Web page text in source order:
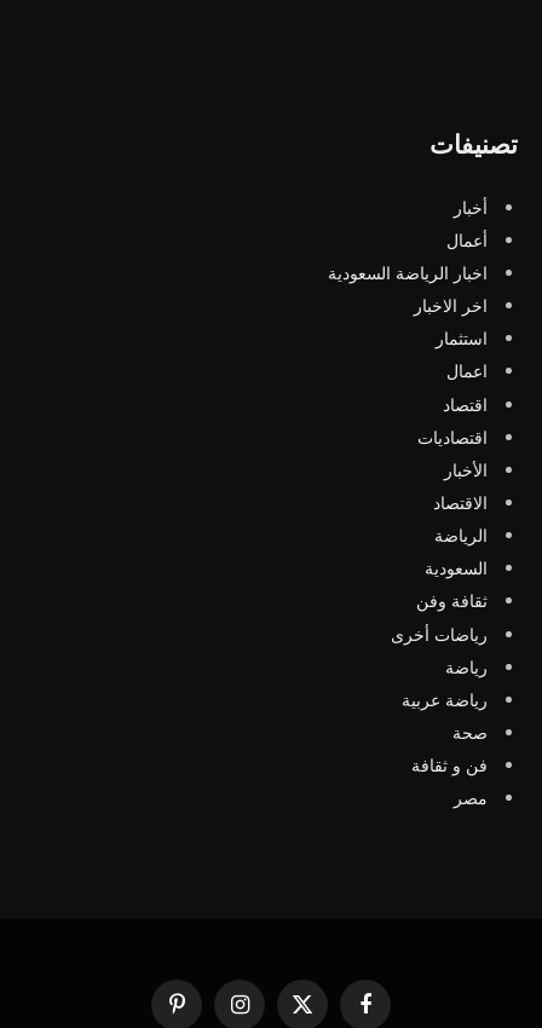
تصنيفات
أخبار
أعمال
اخبار الرياضة السعودية
اخر الاخبار
استثمار
اعمال
اقتصاد
اقتصاديات
الأخبار
الاقتصاد
الرياضة
السعودية
ثقافة وفن
رياضات أخرى
رياضة
رياضة عربية
صحة
فن و ثقافة
مصر
فيسبوك
X
الانستغرامبينتيريست